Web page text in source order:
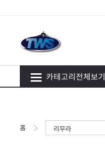
카테고리전체보기
홈 리무라